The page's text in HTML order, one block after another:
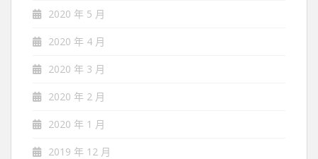
2020 年 5 月
2020 年 4 月
2020 年 3 月
2020 年 2 月
2020 年 1 月
2019 年 12 月